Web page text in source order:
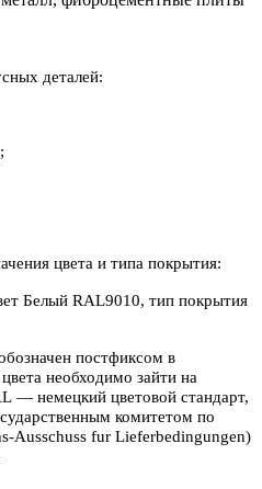
деталей:
цвета и типа покрытия:
Белый RAL9010, тип покрытия
постфиксом в
необходимо зайти на
— немецкий цветовой стандарт,
комитетом по
Ausschuss fur Lieferbedingungen)